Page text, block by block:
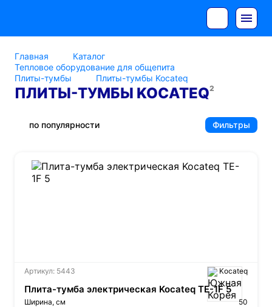
Главная
Каталог
Тепловое оборудование для общепита
Плиты-тумбы
Плиты-тумбы Kocateq
ПЛИТЫ-ТУМБЫ KOCATEQ2
по популярности Фильтры
Артикул: 5443 Kocateq
Плита-тумба электрическая Kocateq TE-1F 5
Ширина, см
50